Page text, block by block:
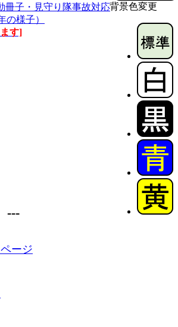
背景色変更
冊子・見守り隊事故対応
の様子）
す]
---
ージ